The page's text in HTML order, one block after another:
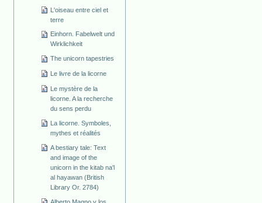
L'oiseau entre ciel et
terre
Einhorn. Fabelwelt und
Wirklichkeit
The unicorn tapestries
Le livre de la licorne
Le mystère de la
licorne. A la recherche
du sens perdu
La licorne. Symboles,
mythes et réalités
A bestiary tale: Text
and image of the
unicorn in the kitab na'l
al hayawan (British
Library Or. 2784)
Alberto Magno y los